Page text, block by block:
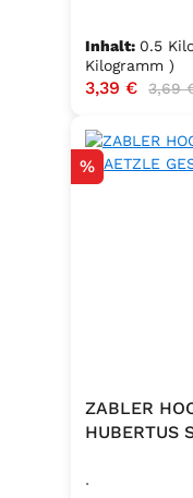
(Güteklasse
Hergestellt
Inhalt: 0.5
Kilogramm )
3,39 € 3,69
Rabatt
%
ZABLER
HUBERTUS
.